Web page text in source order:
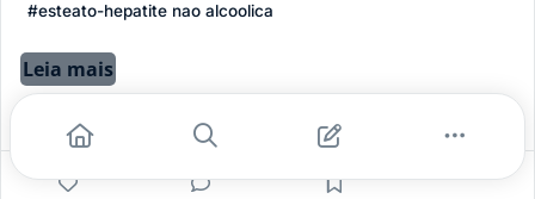
#esteato-hepatite nao alcoolica
Leia mais